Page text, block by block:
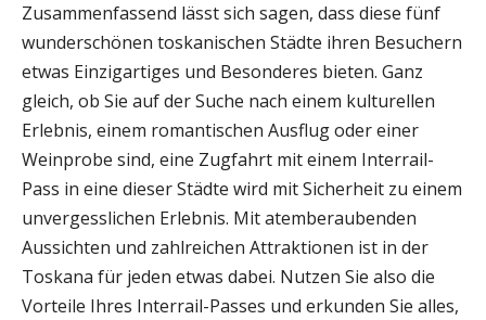
Zusammenfassend lässt sich sagen, dass diese fünf
wunderschönen toskanischen Städte ihren Besuchern
etwas Einzigartiges und Besonderes bieten. Ganz
gleich, ob Sie auf der Suche nach einem kulturellen
Erlebnis, einem romantischen Ausflug oder einer
Weinprobe sind, eine Zugfahrt mit einem Interrail-
Pass in eine dieser Städte wird mit Sicherheit zu einem
unvergesslichen Erlebnis. Mit atemberaubenden
Aussichten und zahlreichen Attraktionen ist in der
Toskana für jeden etwas dabei. Nutzen Sie also die
Vorteile Ihres Interrail-Passes und erkunden Sie alles,